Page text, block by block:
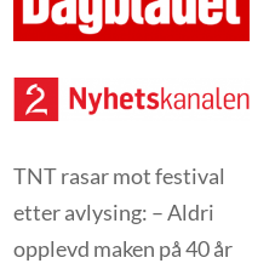
TNT rasar mot festival
etter avlysing: – Aldri
opplevd maken på 40 år